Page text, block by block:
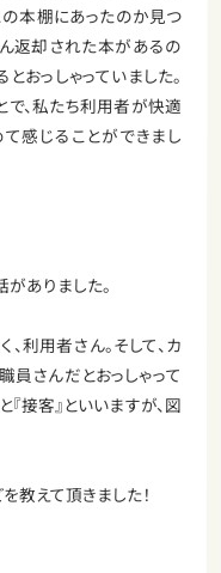
本棚にあったのか見つ
返却された本があるの
おっしゃっていました。
、私たち利用者が快適
感じることができまし
ありました。
利用者さん。そして、カ
員さんだとおっしゃって
接客』といいますが、図
教えて頂きました！